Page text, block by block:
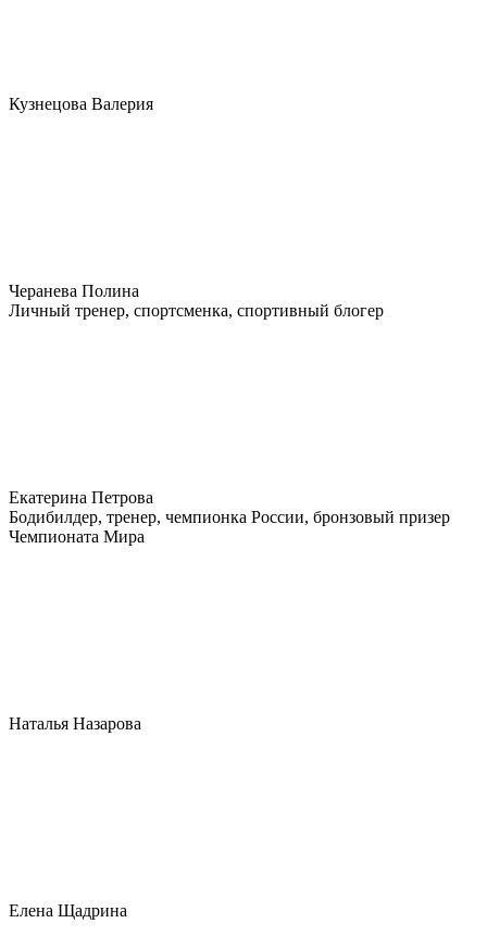
Кузнецова Валерия
Черанева Полина
Личный тренер, спортсменка, спортивный блогер
Екатерина Петрова
Бодибилдер, тренер, чемпионка России, бронзовый призер
Чемпионата Мира
Наталья Назарова
Елена Щадрина